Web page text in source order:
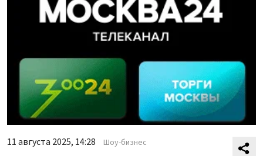
11 августа 2025, 14:28 Шоу-бизнес